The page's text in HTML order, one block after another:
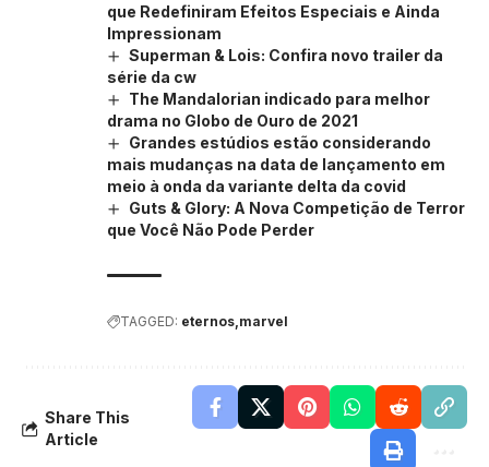
que Redefiniram Efeitos Especiais e Ainda
Impressionam
Superman & Lois: Confira novo trailer da
série da cw
The Mandalorian indicado para melhor
drama no Globo de Ouro de 2021
Grandes estúdios estão considerando
mais mudanças na data de lançamento em
meio à onda da variante delta da covid
Guts & Glory: A Nova Competição de Terror
que Você Não Pode Perder
TAGGED: eternos marvel
Share This
Article